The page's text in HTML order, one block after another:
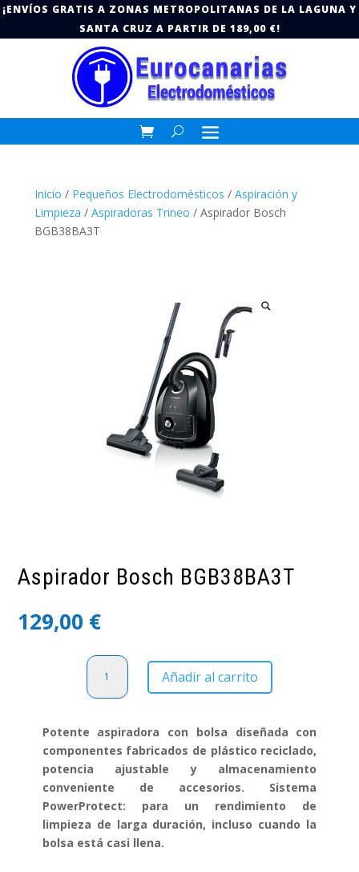
¡ENVÍOS GRATIS A ZONAS METROPOLITANAS DE LA LAGUNA Y
SANTA CRUZ A PARTIR DE 189,00 €!
Inicio / Pequeños Electrodomésticos / Aspiración y
Limpieza / Aspiradoras Trineo / Aspirador Bosch
BGB38BA3T
Aspirador Bosch BGB38BA3T
129,00 €
Aspirador
Bosch
BGB38BA3T
Añadir al carrito
Potente aspiradora con bolsa diseñada con
componentes fabricados de plástico reciclado,
potencia ajustable y almacenamiento
conveniente de accesorios. Sistema
PowerProtect: para un rendimiento de
limpieza de larga duración, incluso cuando la
bolsa está casi llena.